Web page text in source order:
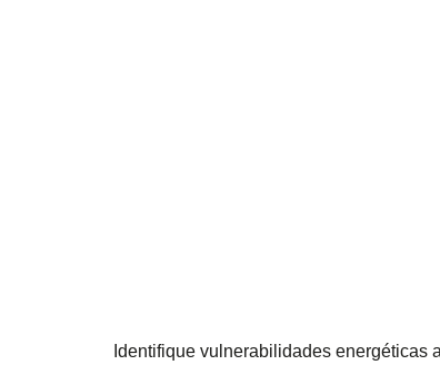
Identifique vulnerabilidades energéticas